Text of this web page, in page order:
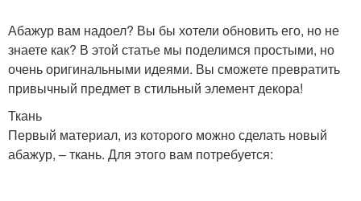
Абажур вам надоел? Вы бы хотели обновить его, но не
знаете как? В этой статье мы поделимся простыми, но
очень оригинальными идеями. Вы сможете превратить
привычный предмет в стильный элемент декора!
Ткань
Первый материал, из которого можно сделать новый
абажур, – ткань. Для этого вам потребуется: